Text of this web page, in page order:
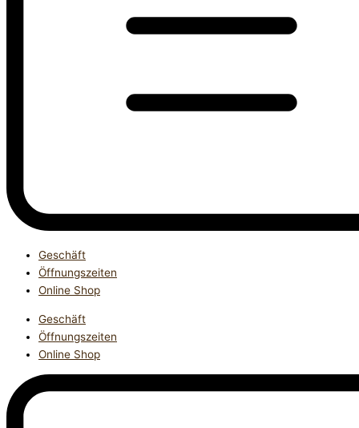
Geschäft
Öffnungszeiten
Online Shop
Geschäft
Öffnungszeiten
Online Shop